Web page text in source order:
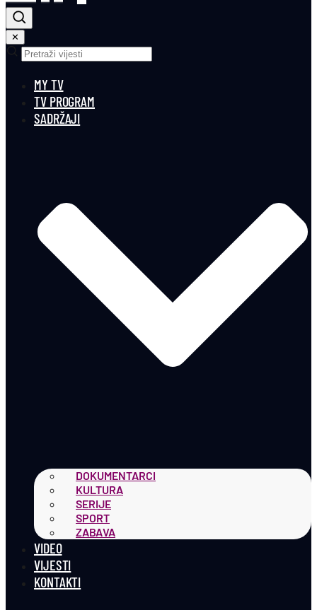
✕
MY TV
TV PROGRAM
SADRŽAJI
DOKUMENTARCI
KULTURA
SERIJE
SPORT
ZABAVA
VIDEO
VIJESTI
KONTAKTI